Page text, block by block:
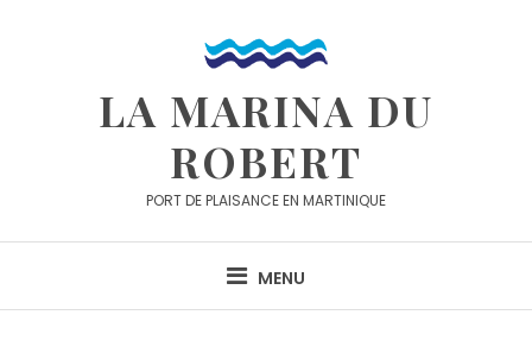
LA MARINA DU
ROBERT
PORT DE PLAISANCE EN MARTINIQUE
MENU